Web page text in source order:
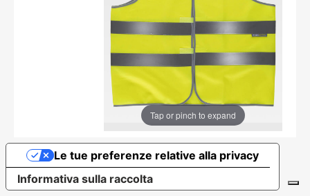
Tap or pinch to expand
Informativa sulla raccolta
Le tue preferenze relative alla privacy